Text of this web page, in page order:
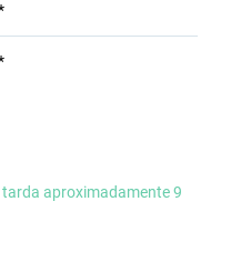
tarda aproximadamente 9